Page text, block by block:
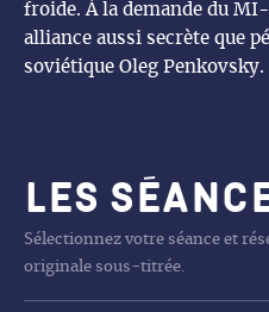
froide. À la demande du
alliance aussi secrète que
soviétique Oleg Penkovsky.
Les
Sélectionnez votre séance et
originale sous-titrée.